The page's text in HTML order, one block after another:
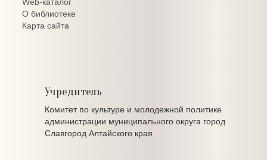
О библиотеке
Карта сайта
Учредитель
Комитет по культуре и молодежной политике
администрации муниципального округа город
Славгород Алтайского края